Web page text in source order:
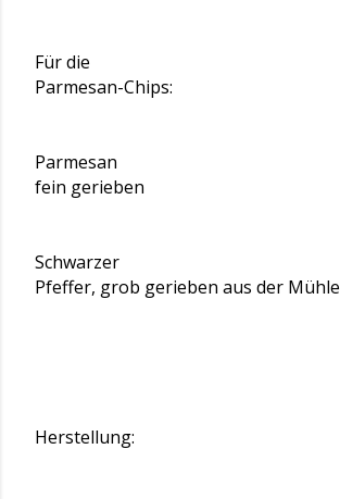
Für die
Parmesan-Chips:
Parmesan
fein gerieben
Schwarzer
Pfeffer, grob gerieben aus der Mühle
Herstellung: